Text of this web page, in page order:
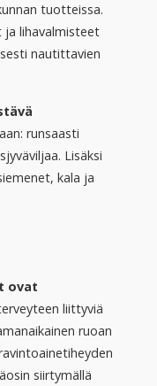
tuotteissa.
lihavalmisteet
nautittavien
runsaasti
Lisäksi
kala ja
ovat
liittyviä
ruoan
siirtymällä